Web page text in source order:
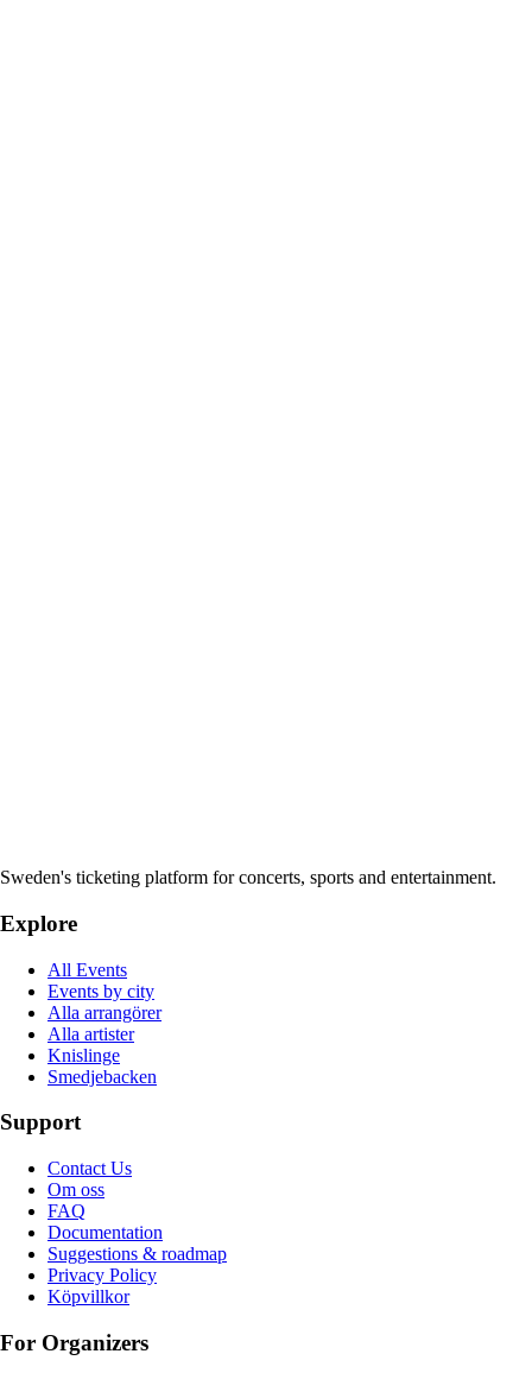
Sweden's ticketing platform for concerts, sports and entertainment.
Explore
All Events
Events by city
Alla arrangörer
Alla artister
Knislinge
Smedjebacken
Support
Contact Us
Om oss
FAQ
Documentation
Suggestions & roadmap
Privacy Policy
Köpvillkor
For Organizers